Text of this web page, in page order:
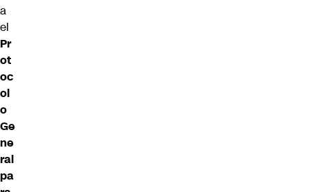
a
el
Pr
ot
oc
ol
o
Ge
ne
ral
pa